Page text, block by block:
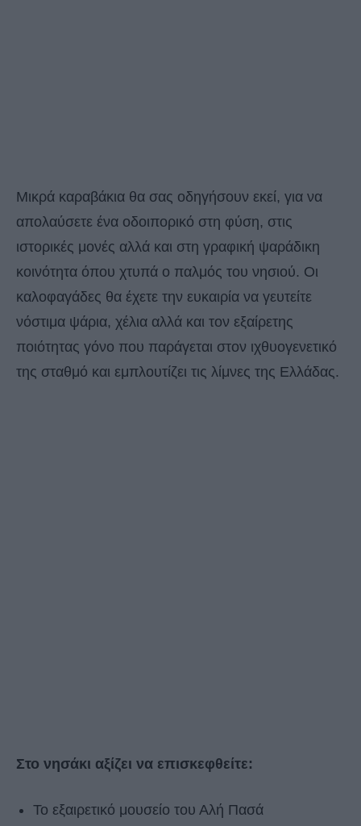
Μικρά καραβάκια θα σας οδηγήσουν εκεί, για να
απολαύσετε ένα οδοιπορικό στη φύση, στις
ιστορικές μονές αλλά και στη γραφική ψαράδικη
κοινότητα όπου χτυπά ο παλμός τoυ νησιού. Οι
καλοφαγάδες θα έχετε την ευκαιρία να γευτείτε
νόστιμα ψάρια, χέλια αλλά και τον εξαίρετης
ποιότητας γόνο που παράγεται στον ιχθυογενετικό
της σταθμό και εμπλουτίζει τις λίμνες της Ελλάδας.
Στο νησάκι αξίζει να επισκεφθείτε:
Το εξαιρετικό μουσείο του Αλή Πασά